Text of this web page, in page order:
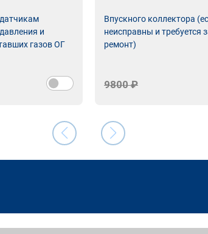
и
газов ОГ
Впускного коллектора
неисправны и требуется
ремонт)
9800 ₽